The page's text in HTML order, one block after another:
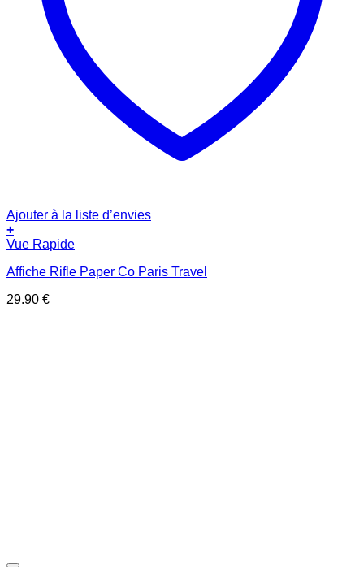
Ajouter à la liste d’envies
+
Vue Rapide
Affiche Rifle Paper Co Paris Travel
29.90 €